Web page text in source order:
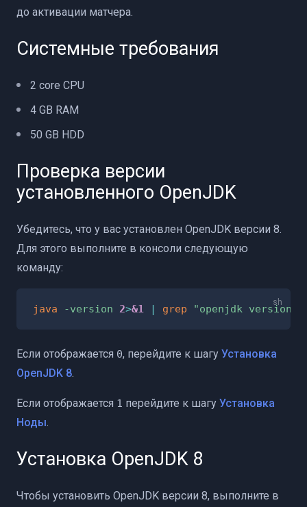
до активации матчера.
Системные требования
2 core CPU
4 GB RAM
50 GB HDD
Проверка версии
установленного OpenJDK
Убедитесь, что у вас установлен OpenJDK версии 8.
Для этого выполните в консоли следующую
команду:
java -version 2>&1 | grep "openjdk version
Если отображается 0, перейдите к шагу Установка
OpenJDK 8.
Если отображается 1 перейдите к шагу Установка
Ноды.
Установка OpenJDK 8
Чтобы установить OpenJDK версии 8, выполните в